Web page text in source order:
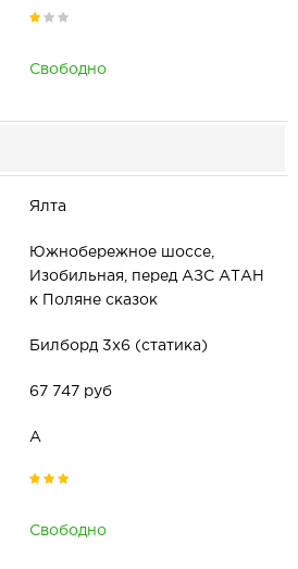
Свободно
Ялта
Южнобережное шоссе,
Изобильная, перед АЗС АТАН
к Поляне сказок
Билборд 3х6 (статика)
67 747 руб
А
Свободно